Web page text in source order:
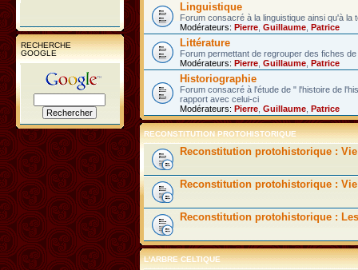
RECHERCHE
GOOGLE
Linguistique
Forum consacré à la linguistique ainsi qu'à la
Modérateurs: Pierre Guillaume Patrice
Littérature
Forum permettant de regrouper des fiches
Modérateurs: Pierre Guillaume Patrice
Historiographie
Forum consacré à l'étude de " l'histoire de
rapport avec celui-ci
Modérateurs: Pierre Guillaume Patrice
RECONSTITUTION PROTOHISTORIQUE
Reconstitution protohistorique :
Reconstitution protohistorique :
Reconstitution protohistorique :
L'ARBRE CELTIQUE